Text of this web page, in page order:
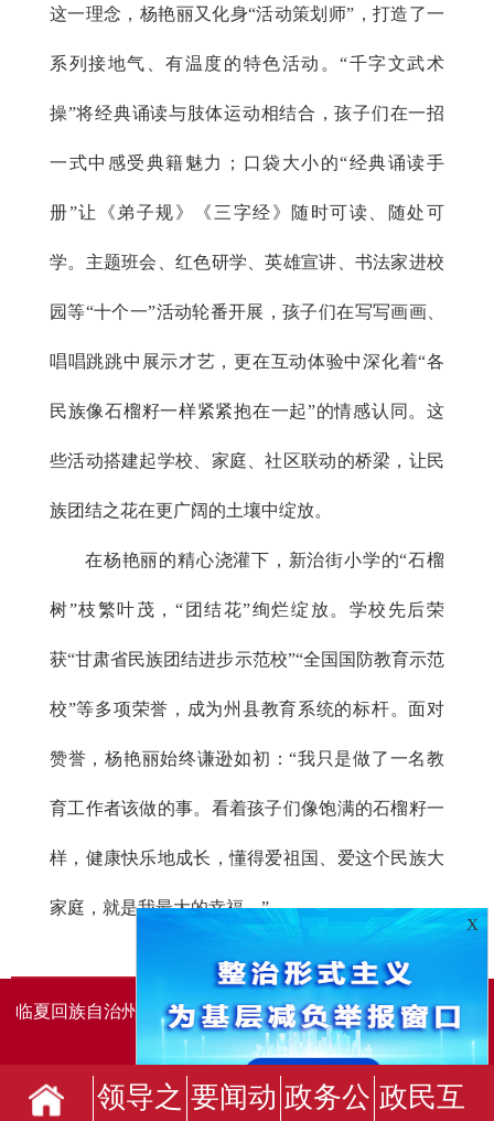
这一理念，杨艳丽又化身“活动策划师”，打造了一
系列接地气、有温度的特色活动。“千字文武术
操”将经典诵读与肢体运动相结合，孩子们在一招
一式中感受典籍魅力；口袋大小的“经典诵读手
册”让《弟子规》《三字经》随时可读、随处可
学。主题班会、红色研学、英雄宣讲、书法家进校
园等“十个一”活动轮番开展，孩子们在写写画画、
唱唱跳跳中展示才艺，更在互动体验中深化着“各
民族像石榴籽一样紧紧抱在一起”的情感认同。这
些活动搭建起学校、家庭、社区联动的桥梁，让民
族团结之花在更广阔的土壤中绽放。
在杨艳丽的精心浇灌下，新治街小学的“石榴
树”枝繁叶茂，“团结花”绚烂绽放。学校先后荣
获“甘肃省民族团结进步示范校”“全国国防教育示范
校”等多项荣誉，成为州县教育系统的标杆。面对
赞誉，杨艳丽始终谦逊如初：“我只是做了一名教
育工作者该做的事。看着孩子们像饱满的石榴籽一
样，健康快乐地成长，懂得爱祖国、爱这个民族大
家庭，就是我最大的幸福。”
临夏回族自治州人民政府办公室主办 临夏回族自治州人民政
府信息中心承办
领导之 要闻动 政务公 政民互
X